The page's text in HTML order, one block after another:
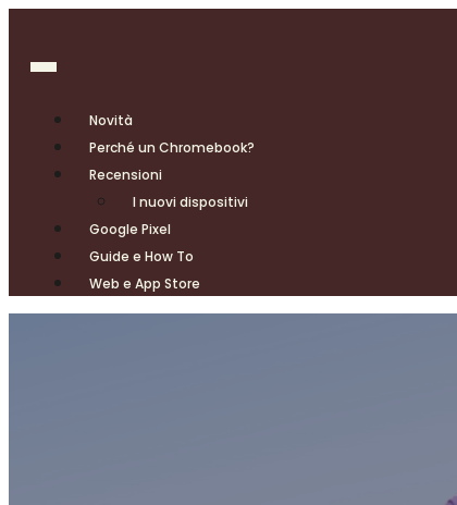
Novità
Perché un Chromebook?
Recensioni
I nuovi dispositivi
Google Pixel
Guide e How To
Web e App Store